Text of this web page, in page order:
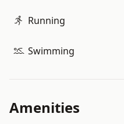
Running
Swimming
Amenities